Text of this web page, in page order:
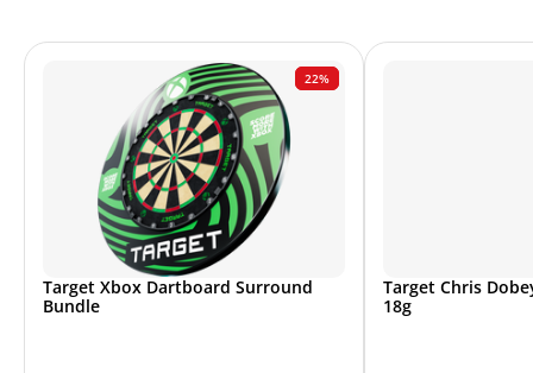
22%
Target Xbox Dartboard Surround
Bundle
Target Chris
18g